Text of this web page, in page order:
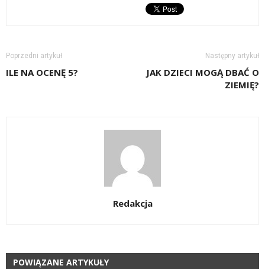
Poprzedni artykuł
ILE NA OCENĘ 5?
Następny artykuł
JAK DZIECI MOGĄ DBAĆ O
ZIEMIĘ?
Redakcja
POWIĄZANE ARTYKUŁY